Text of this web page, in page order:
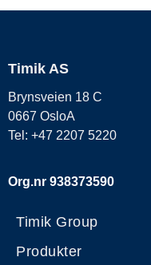
Timik AS
Brynsveien 18 C
0667 OsloA
Tel: +47 2207 5220
Org.nr 938373590
Timik Group
Produkter